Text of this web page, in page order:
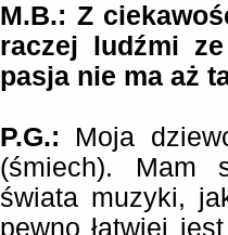
M.B.: Z
raczej ludźmi
pasja nie ma aż
P.G.: Moja
(śmiech). Mam
świata muzyki,
pewno łatwiej